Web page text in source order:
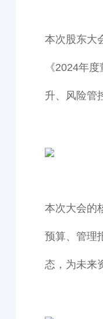
本次股东大
《2024年
升、风险管
本次大会的
预算、管理
态，为未来